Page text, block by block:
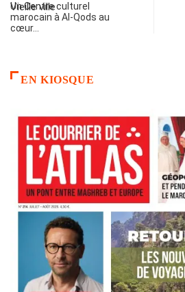
Un Centre culturel
marocain à Al-Qods au
cœur…
EN KIOSQUE